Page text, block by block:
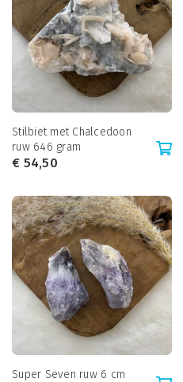
Stilbiet met Chalcedoon
ruw 646 gram
€ 54,50
Super Seven ruw 6 cm